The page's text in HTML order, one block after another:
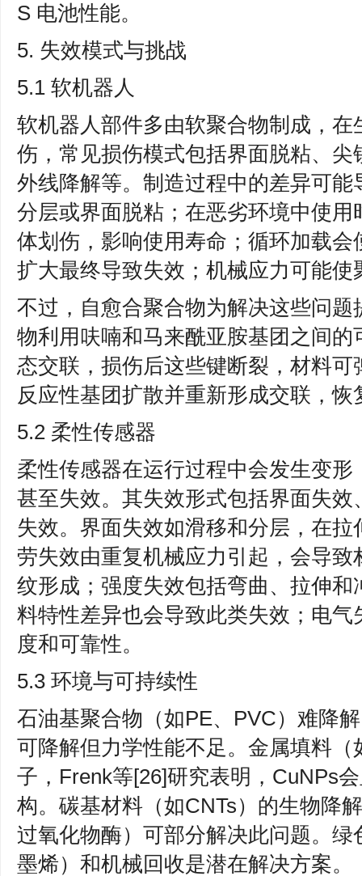
S 电池性能。
5. 失效模式与挑战
5.1 软机器人
软机器人部件多由软聚合物制成，
伤，常见损伤模式包括界面脱粘、
外线降解等。制造过程中的差异可
分层或界面脱粘；在恶劣环境中使
体划伤，影响使用寿命；循环加载
扩大最终导致失效；机械应力可能
不过，自愈合聚合物为解决这些问
物利用呋喃和马来酰亚胺基团之间
态交联，损伤后这些键断裂，材料
反应性基团扩散并重新形成交联，恢
5.2 柔性传感器
柔性传感器在运行过程中会发生变
甚至失效。其失效形式包括界面失
失效。界面失效如滑移和分层，在
劳失效由重复机械应力引起，会导
纹形成；强度失效包括弯曲、拉伸
料特性差异也会导致此类失效；电
度和可靠性。
5.3 环境与可持续性
石油基聚合物（如PE、PVC）难降
可降解但力学性能不足。金属填料
子，Frenk等[26]研究表明，CuNPs
构。碳基材料（如CNTs）的生物降
过氧化物酶）可部分解决此问题。
墨烯）和机械回收是潜在解决方案。